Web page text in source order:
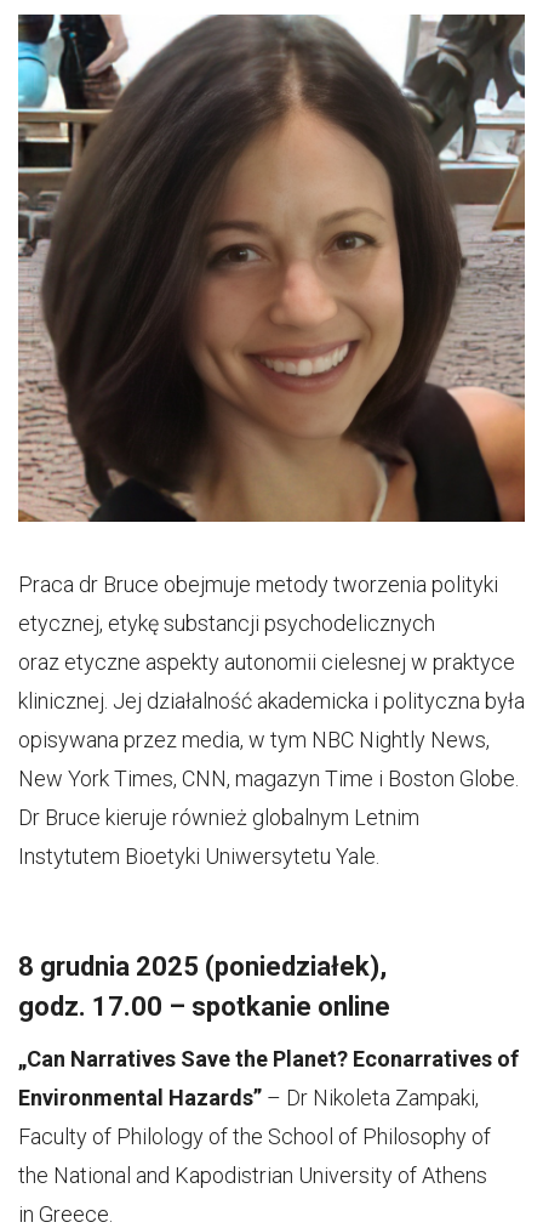
Praca dr Bruce obejmuje metody tworzenia polityki
etycznej, etykę substancji psychodelicznych
oraz etyczne aspekty autonomii cielesnej w praktyce
klinicznej. Jej działalność akademicka i polityczna była
opisywana przez media, w tym NBC Nightly News,
New York Times, CNN, magazyn Time i Boston Globe.
Dr Bruce kieruje również globalnym Letnim
Instytutem Bioetyki Uniwersytetu Yale.
8 grudnia 2025 (poniedziałek),
godz. 17.00 – spotkanie online
„Can Narratives Save the Planet? Econarratives of
Environmental Hazards” – Dr Nikoleta Zampaki,
Faculty of Philology of the School of Philosophy of
the National and Kapodistrian University of Athens
in Greece.